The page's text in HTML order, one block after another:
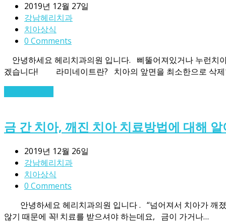
2019년 12월 27일
강남헤리치과
치아상식
0 Comments
안녕하세요 헤리치과의원 입니다. 삐뚤어져있거나 누런치
겠습니다! 라미네이트란? 치아의 앞면을 최소한으로 삭제
금 간 치아, 깨진 치아 치료방법에 대해
2019년 12월 26일
강남헤리치과
치아상식
0 Comments
안녕하세요 헤리치과의원 입니다 . “넘어져서 치아가 깨졌
않기 때문에 꼭! 치료를 받으셔야 하는데요, 금이 가거나…